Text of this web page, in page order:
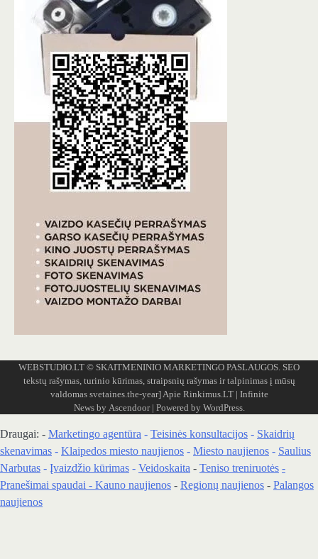
WEBSTUDIO.LT © SKAITMENINIO MARKETINGO PASLAUGOS. SEO
tekstų rašymas, turinio kūrimas, straipsnių rašymas ir talpinimas į mūsų
valdomas svetaines.the-year] Apie Rinkimus.LT| Infinite
News by Ascendoor| Powered by WordPress.
Draugai: - Marketingo agentūra - Teisinės konsultacijos - Skaidrių
skenavimas - Klaipedos miesto naujienos - Miesto naujienos - Saulius
Narbutas - Įvaizdžio kūrimas - Veidoskaita - Teniso treniruotės -
Pranešimai spaudai - Kauno naujienos - Regionų naujienos - Palangos
naujienos